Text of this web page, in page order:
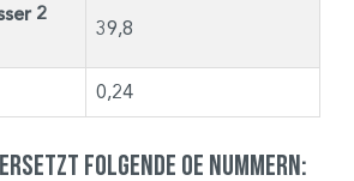
2
39,8
0,24
folgende OE Nummern: